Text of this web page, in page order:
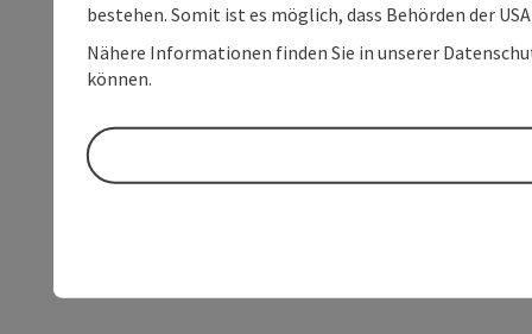
bestehen. Somit ist es möglich, dass Behörden der
Nähere Informationen finden Sie in unserer
können.